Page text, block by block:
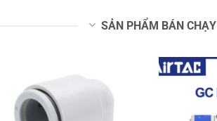
SẢN PHẨM BÁN CHẠY